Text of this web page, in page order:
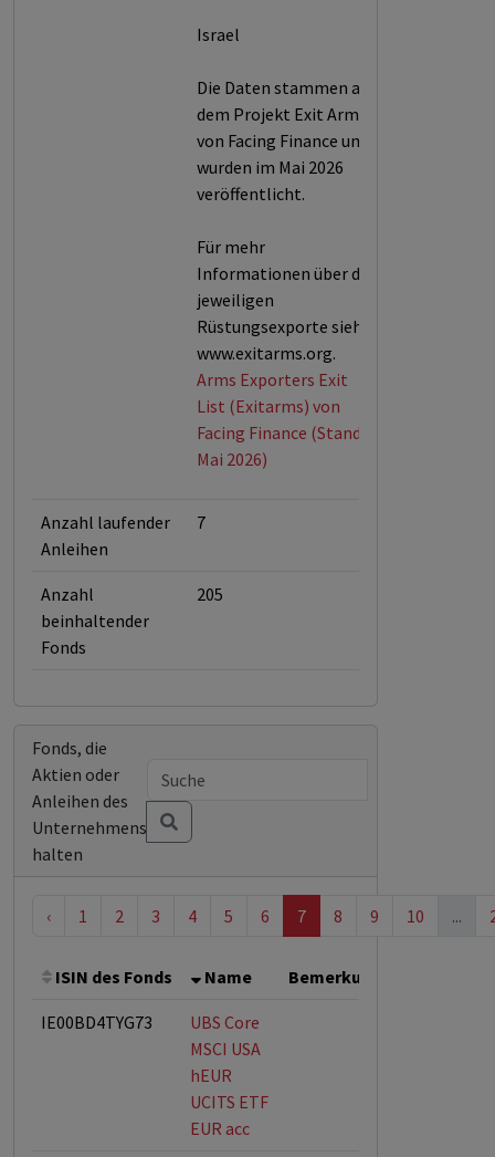
Israel
Die Daten stammen aus
dem Projekt Exit Arms
von Facing Finance und
wurden im Mai 2026
veröffentlicht.
Für mehr
Informationen über die
jeweiligen
Rüstungsexporte siehe
www.exitarms.org.
Arms Exporters Exit
List (Exitarms) von
Facing Finance (Stand:
Mai 2026)
Anzahl laufender
Anleihen
7
Anzahl
beinhaltender
Fonds
205
Fonds, die
Aktien oder
Anleihen des
Unternehmens
halten
‹ 1 2 3 4 5 6 7 8 9 10 ...
ISIN des Fonds Name Bemerkung
IE00BD4TYG73
UBS Core
MSCI USA
hEUR
UCITS ETF
EUR acc